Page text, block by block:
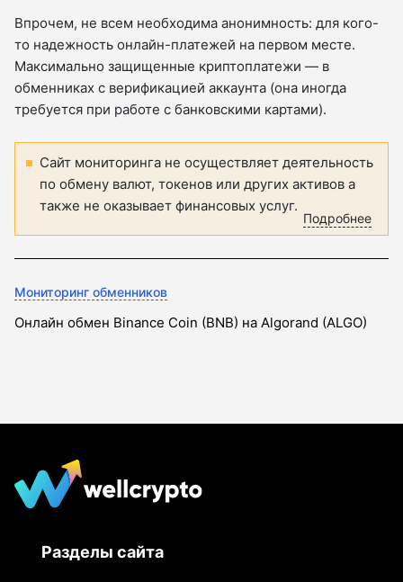
Впрочем, не всем необходима анонимность: для кого-
то надежность онлайн-платежей на первом месте.
Максимально защищенные криптоплатежи — в
обменниках с верификацией аккаунта (она иногда
требуется при работе с банковскими картами).
Сайт мониторинга не осуществляет деятельность
по обмену валют, токенов или других активов а
также не оказывает финансовых услуг.
Подробнее
Мониторинг обменников
Онлайн обмен Binance Coin (BNB) на Algorand (ALGO)
Разделы сайта